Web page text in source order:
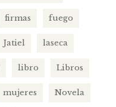
firmas fuego
Jatiel laseca
libro Libros
mujeres Novela